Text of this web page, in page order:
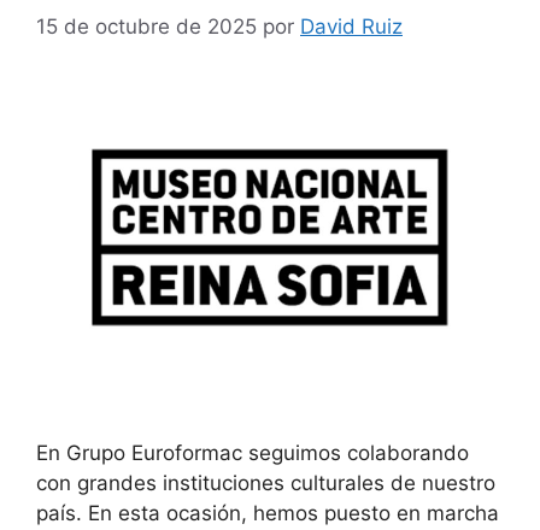
15 de octubre de 2025 por David Ruiz
En Grupo Euroformac seguimos colaborando
con grandes instituciones culturales de nuestro
país. En esta ocasión, hemos puesto en marcha